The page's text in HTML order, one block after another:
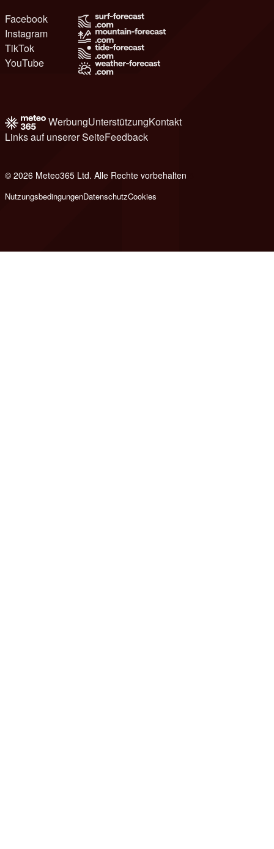
Facebook
Instagram
TikTok
YouTube
WerbungUnterstützungKontakt
Links auf unserer SeiteFeedback
© 2026 Meteo365 Ltd. Alle Rechte vorbehalten
NutzungsbedingungenDatenschutzCookies